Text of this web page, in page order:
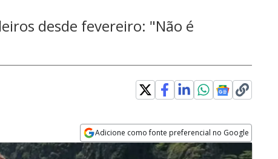
desde fevereiro: "Não é
Adicione como fonte preferencial no Google
Opens in new window